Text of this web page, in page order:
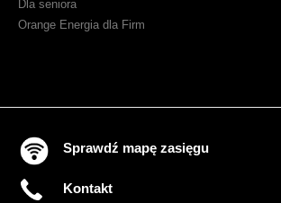
Dla seniora
Orange Energia dla Firm
Sprawdź mapę zasięgu
Kontakt